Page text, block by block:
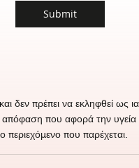
Submit
δεν πρέπει να εκληφθεί
απόφαση που αφορά την
περιεχόμενο που παρέχεται.